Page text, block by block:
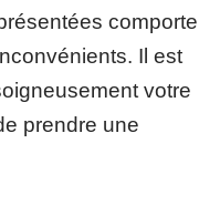
comporte
Il est
votre
prendre une